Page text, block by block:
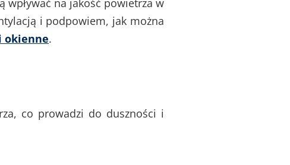
na jakość powietrza w
i podpowiem, jak można
okienne.
co prowadzi do duszności i